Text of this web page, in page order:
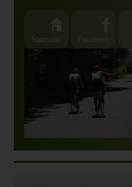
Startseite Facebook